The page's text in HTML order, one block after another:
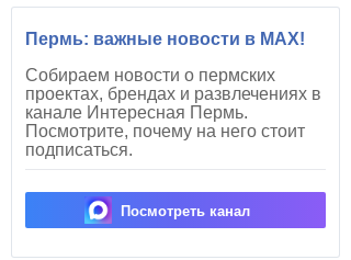
Пермь: важные новости в MAX!
Собираем новости о пермских
проектах, брендах и развлечениях в
канале Интересная Пермь.
Посмотрите, почему на него стоит
подписаться.
Посмотреть канал